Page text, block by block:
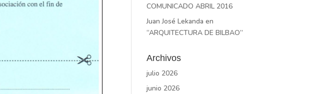
COMUNICADO ABRIL 2016
Juan José Lekanda en
“ARQUITECTURA DE BILBAO”
Archivos
julio 2026
junio 2026